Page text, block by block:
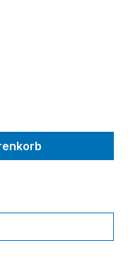
Wert